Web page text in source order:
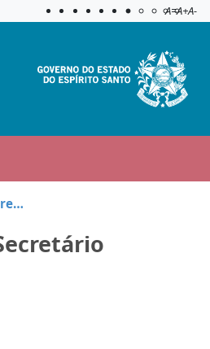
Aplicar
A=A+A-
Agenda do Secretário